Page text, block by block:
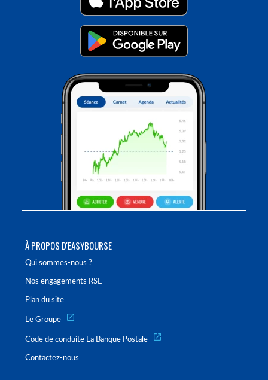
À PROPOS D'EASYBOURSE
Qui sommes-nous ?
Nos engagements RSE
Plan du site
Le Groupe
Code de conduite La Banque Postale
Contactez-nous